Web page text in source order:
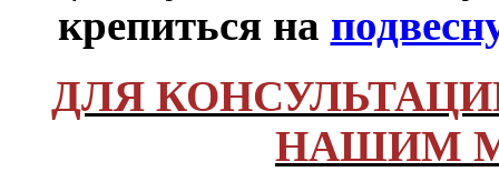
крепиться на
ДЛЯ
НАШИМ